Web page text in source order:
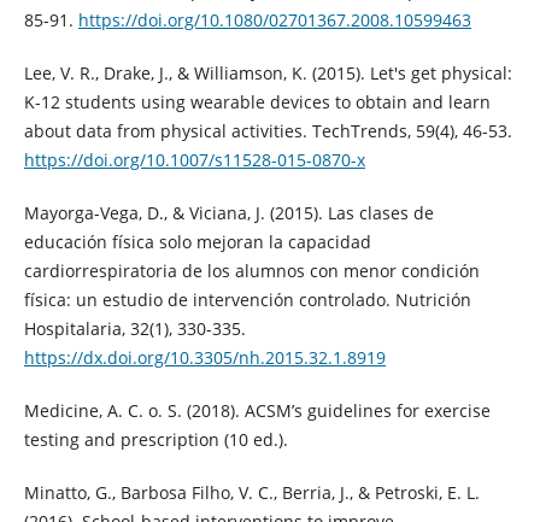
85-91. https://doi.org/10.1080/02701367.2008.10599463
Lee, V. R., Drake, J., & Williamson, K. (2015). Let's get physical:
K-12 students using wearable devices to obtain and learn
about data from physical activities. TechTrends, 59(4), 46-53.
https://doi.org/10.1007/s11528-015-0870-x
Mayorga-Vega, D., & Viciana, J. (2015). Las clases de
educación física solo mejoran la capacidad
cardiorrespiratoria de los alumnos con menor condición
física: un estudio de intervención controlado. Nutrición
Hospitalaria, 32(1), 330-335.
https://dx.doi.org/10.3305/nh.2015.32.1.8919
Medicine, A. C. o. S. (2018). ACSM’s guidelines for exercise
testing and prescription (10 ed.).
Minatto, G., Barbosa Filho, V. C., Berria, J., & Petroski, E. L.